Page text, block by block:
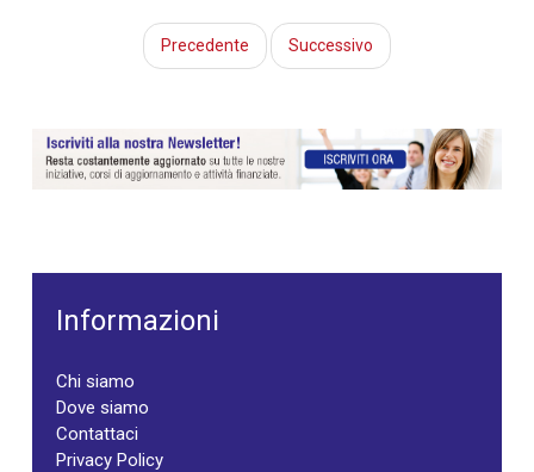
Precedente Successivo
Informazioni
Chi siamo
Dove siamo
Contattaci
Privacy Policy